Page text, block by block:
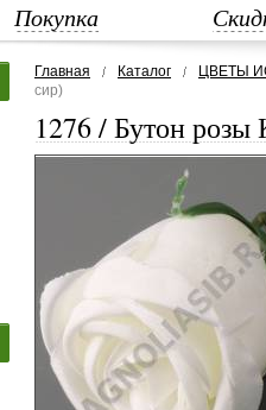
Покупка
Главная Каталог ЦВЕТЫ
сир)
1276 / Бутон розы